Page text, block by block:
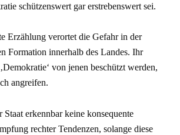
schützenswert gar erstrebenswert sei.
Erzählung verortet die Gefahr in der
Formation innerhalb des Landes. Ihr
von jenen beschützt werden,
angreifen.
Staat erkennbar keine konsequente
rechter Tendenzen, solange diese